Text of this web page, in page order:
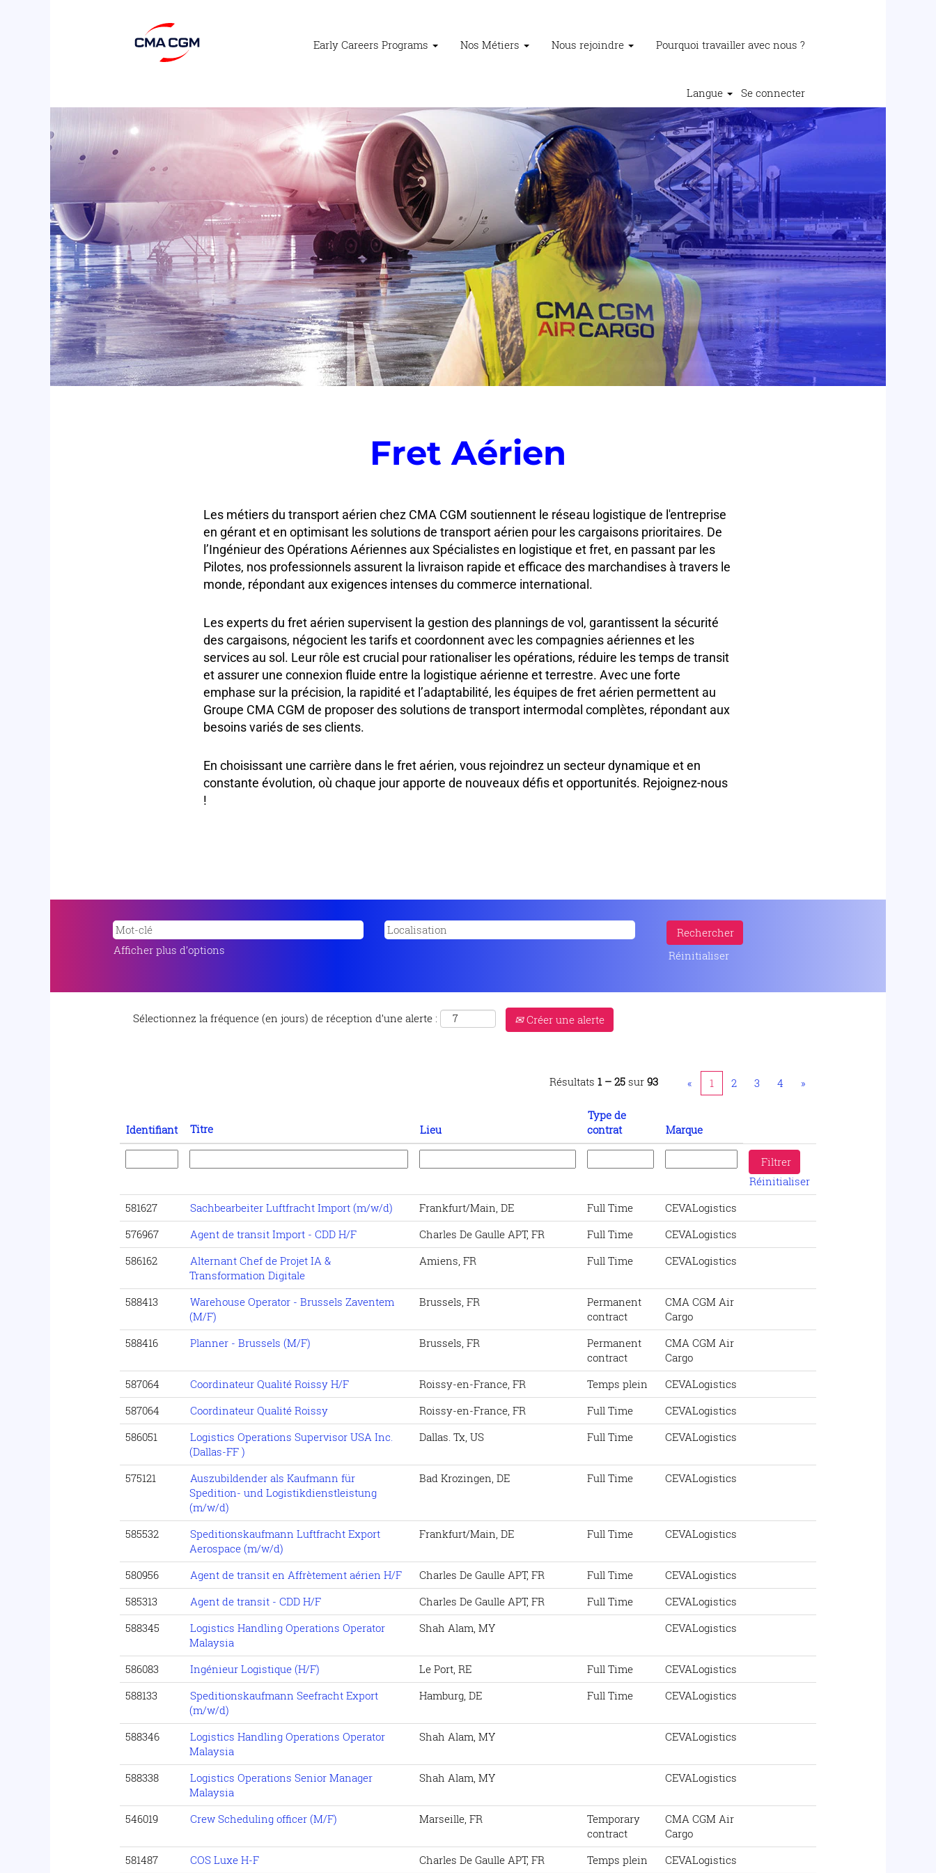
Early Careers Programs Nos Métiers Nous rejoindre Pourquoi travailler avec nous ?
Langue Se connecter
Aérien
-
Reshape
Fret Aérien
Les métiers du transport aérien chez CMA CGM soutiennent le réseau logistique de l'entreprise
en gérant et en optimisant les solutions de transport aérien pour les cargaisons prioritaires. De
l’Ingénieur des Opérations Aériennes aux Spécialistes en logistique et fret, en passant par les
Pilotes, nos professionnels assurent la livraison rapide et efficace des marchandises à travers le
monde, répondant aux exigences intenses du commerce international.
Les experts du fret aérien supervisent la gestion des plannings de vol, garantissent la sécurité
des cargaisons, négocient les tarifs et coordonnent avec les compagnies aériennes et les
services au sol. Leur rôle est crucial pour rationaliser les opérations, réduire les temps de transit
et assurer une connexion fluide entre la logistique aérienne et terrestre. Avec une forte
emphase sur la précision, la rapidité et l’adaptabilité, les équipes de fret aérien permettent au
Groupe CMA CGM de proposer des solutions de transport intermodal complètes, répondant aux
besoins variés de ses clients.
En choisissant une carrière dans le fret aérien, vous rejoindrez un secteur dynamique et en
constante évolution, où chaque jour apporte de nouveaux défis et opportunités. Rejoignez-nous
!
Afficher plus d’options Réinitialiser
Sélectionnez la fréquence (en jours) de réception d’une alerte : Créer une alerte
Résultats 1 – 25 sur 93 « 1 2 3 4 »
Identifiant Titre Lieu
Type de
contrat
Marque
Réinitialiser
581627
Sachbearbeiter Luftfracht Import (m/w/d) Frankfurt/Main, DE Full Time
CEVALogistics
576967
Agent de transit Import - CDD H/F Charles De Gaulle APT, FR Full Time
CEVALogistics
586162
Alternant Chef de Projet IA &
Transformation Digitale
Amiens, FR Full Time CEVALogistics
588413
Warehouse Operator - Brussels Zaventem
(M/F)
Brussels, FR
Permanent
contract
CMA CGM Air
Cargo
588416
Planner - Brussels (M/F) Brussels, FR
Permanent
contract
CMA CGM Air
Cargo
587064
Coordinateur Qualité Roissy H/F Roissy-en-France, FR Temps plein
CEVALogistics
587064
Coordinateur Qualité Roissy Roissy-en-France, FR Full Time
CEVALogistics
586051
Logistics Operations Supervisor USA Inc.
(Dallas-FF )
Dallas. Tx, US Full Time CEVALogistics
575121
Auszubildender als Kaufmann für
Spedition- und Logistikdienstleistung
(m/w/d)
Bad Krozingen, DE Full Time CEVALogistics
585532
Speditionskaufmann Luftfracht Export
Aerospace (m/w/d)
Frankfurt/Main, DE Full Time CEVALogistics
580956 Agent de transit en Affrètement aérien H/F Charles De Gaulle APT, FR Full Time
CEVALogistics
585313
Agent de transit - CDD H/F Charles De Gaulle APT, FR Full Time
CEVALogistics
588345
Logistics Handling Operations Operator
Malaysia
Shah Alam, MY CEVALogistics
586083 Ingénieur Logistique (H/F) Le Port, RE Full Time
CEVALogistics
588133
Speditionskaufmann Seefracht Export
(m/w/d)
Hamburg, DE Full Time CEVALogistics
588346
Logistics Handling Operations Operator
Malaysia
Shah Alam, MY CEVALogistics
588338
Logistics Operations Senior Manager
Malaysia
Shah Alam, MY CEVALogistics
546019 Crew Scheduling officer (M/F) Marseille, FR
Temporary
contract
CMA CGM Air
Cargo
581487
COS Luxe H-F Charles De Gaulle APT, FR Temps plein
CEVALogistics